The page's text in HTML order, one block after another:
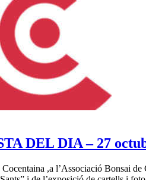
DEL DIA – 27
,a l’Associació Bonsai